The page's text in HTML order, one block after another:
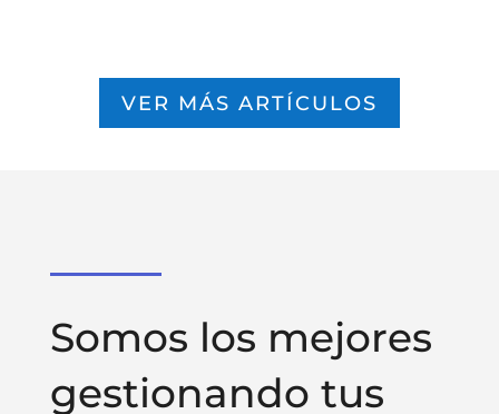
VER MÁS ARTÍCULOS
Somos los mejores
gestionando tus